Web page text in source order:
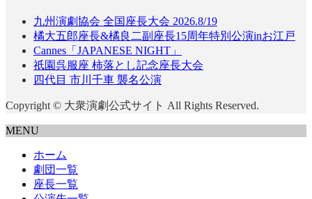
九州演劇協会 全国座長大会 2026.8/19
橘大五郎座長&橘良二副座長15周年特別公演inお江戸
Cannes「JAPANESE NIGHT」
祇園呉服座 柿落とし記念座長大会
四代目 市川千車 襲名公演
Copyright © 大衆演劇公式サイト All Rights Reserved.
MENU
ホーム
劇団一覧
座長一覧